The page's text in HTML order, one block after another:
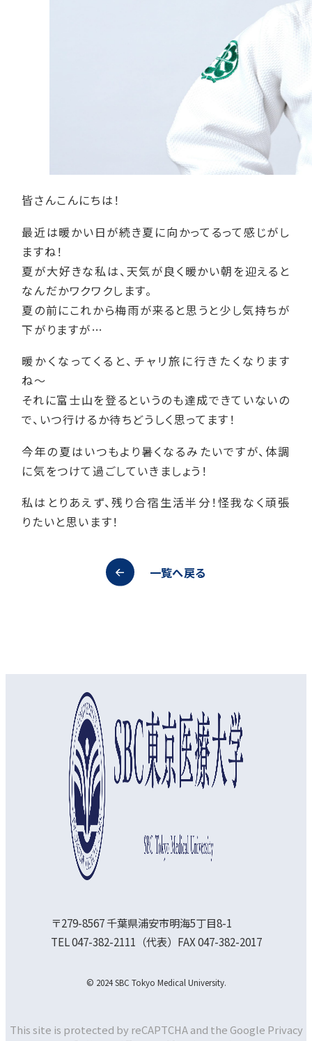
皆さんこんにちは！
最近は暖かい日が続き夏に向かってるって感じがし
ますね！
夏が大好きな私は、天気が良く暖かい朝を迎えると
なんだかワクワクします。
夏の前にこれから梅雨が来ると思うと少し気持ちが
下がりますが…
暖かくなってくると、チャリ旅に行きたくなります
ね〜
それに富士山を登るというのも達成できていないの
で、いつ行けるか待ちどうしく思ってます！
今年の夏はいつもより暑くなるみたいですが、体調
に気をつけて過ごしていきましょう！
私はとりあえず、残り合宿生活半分！怪我なく頑張
りたいと思います！
一覧へ戻る
〒279-8567 千葉県浦安市明海5丁目8-1
TEL 047-382-2111（代表）FAX 047-382-2017
© 2024 SBC Tokyo Medical University.
This site is protected by reCAPTCHA and the Google Privacy